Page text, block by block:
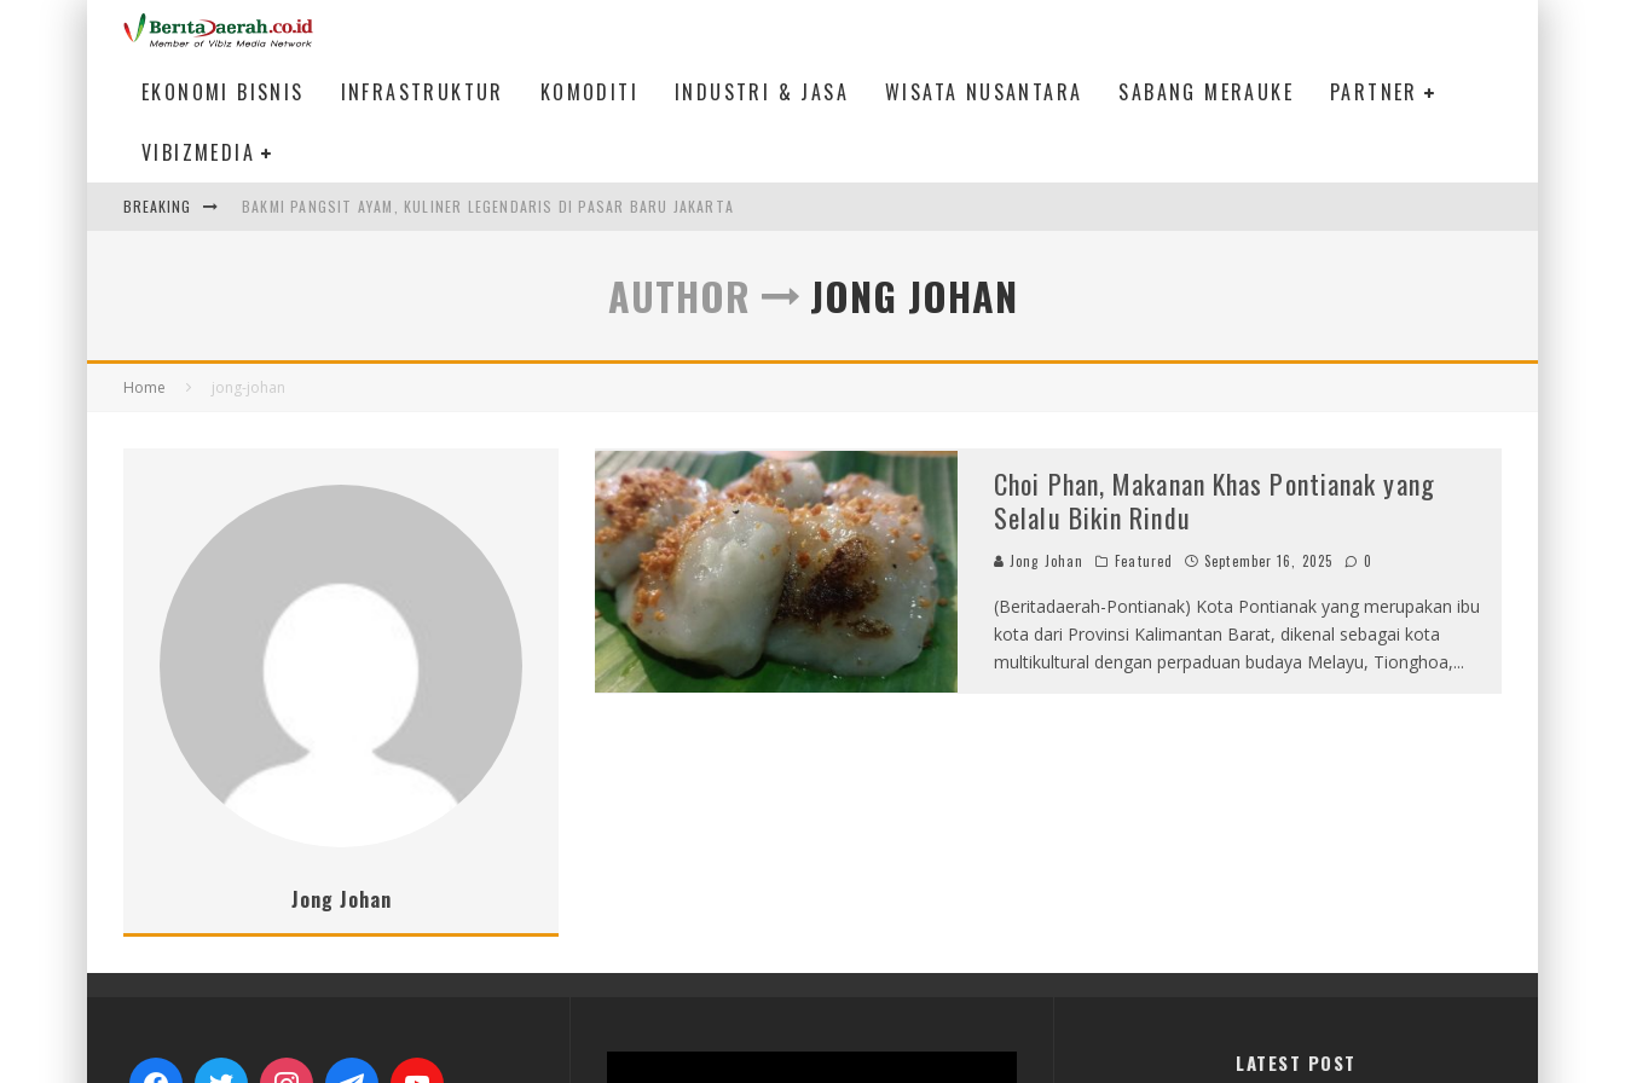
EKONOMI BISNIS INFRASTRUKTUR KOMODITI INDUSTRI & JASA WISATA NUSANTARA SABANG MERAUKE PARTNER
VIBIZMEDIA
BREAKING BAKMI PANGSIT AYAM, KULINER LEGENDARIS DI PASAR BARU JAKARTA
LISTRIK KALIMANTAN BERANGSUR NORMAL, ESDM UNGKAP PENYEBAB PEMADAMAN
AUTHOR JONG JOHAN
Home jong-johan
Jong Johan
Choi Phan, Makanan Khas Pontianak yang
Selalu Bikin Rindu
Jong Johan Featured September 16, 2025 0
(Beritadaerah-Pontianak) Kota Pontianak yang merupakan ibu
kota dari Provinsi Kalimantan Barat, dikenal sebagai kota
multikultural dengan perpaduan budaya Melayu, Tionghoa,...
LATEST POST